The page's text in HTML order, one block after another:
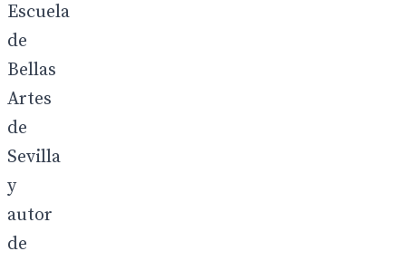
Escuela
de
Bellas
Artes
de
Sevilla
y
autor
de